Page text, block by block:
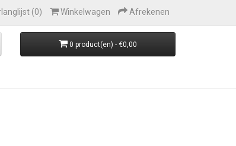
(0) Winkelwagen Afrekenen
0 product(en) - €0,00